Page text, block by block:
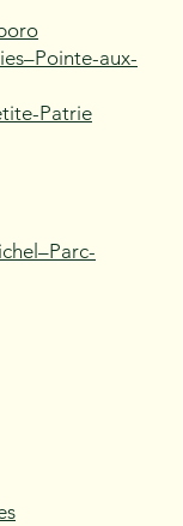
aux-
Patrie